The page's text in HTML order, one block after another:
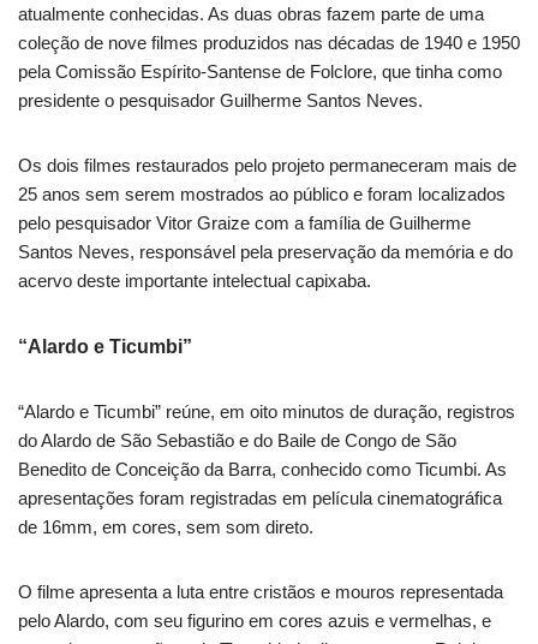
atualmente conhecidas. As duas obras fazem parte de uma
coleção de nove filmes produzidos nas décadas de 1940 e 1950
pela Comissão Espírito-Santense de Folclore, que tinha como
presidente o pesquisador Guilherme Santos Neves.
Os dois filmes restaurados pelo projeto permaneceram mais de
25 anos sem serem mostrados ao público e foram localizados
pelo pesquisador Vitor Graize com a família de Guilherme
Santos Neves, responsável pela preservação da memória e do
acervo deste importante intelectual capixaba.
“Alardo e Ticumbi”
“Alardo e Ticumbi” reúne, em oito minutos de duração, registros
do Alardo de São Sebastião e do Baile de Congo de São
Benedito de Conceição da Barra, conhecido como Ticumbi. As
apresentações foram registradas em película cinematográfica
de 16mm, em cores, sem som direto.
O filme apresenta a luta entre cristãos e mouros representada
pelo Alardo, com seu figurino em cores azuis e vermelhas, e